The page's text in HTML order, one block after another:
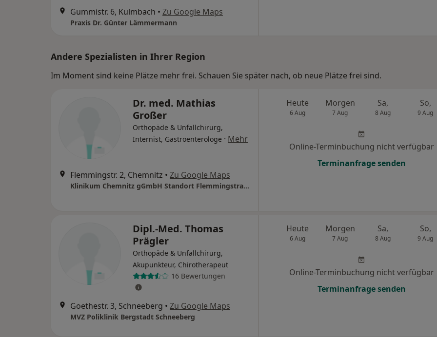
Gummistr. 6, Kulmbach • Zu Google Maps
Praxis Dr. Günter Lämmermann
Andere Spezialisten in Ihrer Region
Im Moment sind keine Plätze mehr frei. Schauen Sie später nach, ob neue Plätze frei sind.
Dr. med. Mathias
Großer
Orthopäde & Unfallchirurg,
Internist, Gastroenterologe · Mehr
Flemmingstr. 2, Chemnitz • Zu Google Maps
Klinikum Chemnitz gGmbH Standort Flemmingstrasse 2 Klinik für Innere Medizin II
Heute
6 Aug
Morgen
7 Aug
Sa,
8 Aug
So,
9 Aug
Online-Terminbuchung nicht verfügbar
Terminanfrage senden
Dipl.-Med. Thomas
Prägler
Orthopäde & Unfallchirurg,
Akupunkteur, Chirotherapeut
16 Bewertungen
Goethestr. 3, Schneeberg • Zu Google Maps
MVZ Poliklinik Bergstadt Schneeberg
Heute
6 Aug
Morgen
7 Aug
Sa,
8 Aug
So,
9 Aug
Online-Terminbuchung nicht verfügbar
Terminanfrage senden